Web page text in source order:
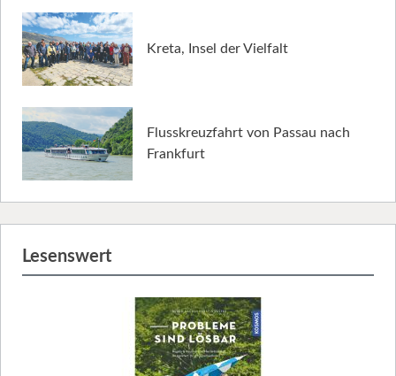
Kreta, Insel der Vielfalt
Flusskreuzfahrt von Passau nach
Frankfurt
Lesenswert